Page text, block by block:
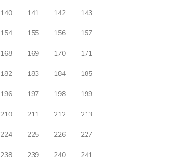
140 141 142 143
154 155 156 157
168 169 170 171
182 183 184 185
196 197 198 199
210 211 212 213
224 225 226 227
238 239 240 241